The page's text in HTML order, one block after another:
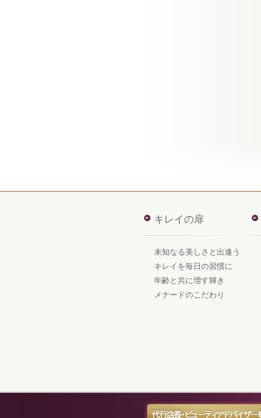
キレイの扉
未知なる美しさと出逢う
キレイを毎日の習慣に
年齢と共に増す輝き
メナードのこだわり